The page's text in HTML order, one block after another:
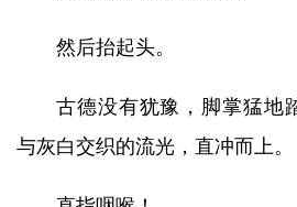
然后抬起头。
古德没有犹豫，脚掌猛地
与灰白交织的流光，直冲而上。